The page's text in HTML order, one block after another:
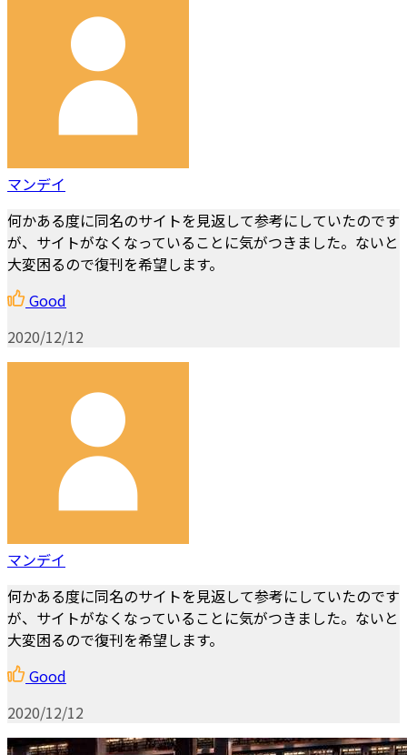
マンデイ
何かある度に同名のサイトを見返して参考にしていたのです
が、サイトがなくなっていることに気がつきました。ないと
大変困るので復刊を希望します。
Good
2020/12/12
マンデイ
何かある度に同名のサイトを見返して参考にしていたのです
が、サイトがなくなっていることに気がつきました。ないと
大変困るので復刊を希望します。
Good
2020/12/12